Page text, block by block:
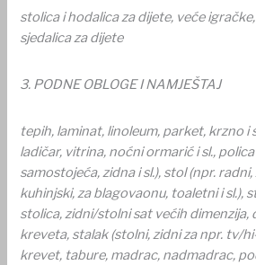
stolica i hodalica za dijete, veće
sjedalica za dijete
3. PODNE OBLOGE I NAMJEŠTAJ
tepih, laminat, linoleum, parket, krzno i
ladičar, vitrina, noćni ormarić i sl.,
samostojeća, zidna i sl.), stol (npr.
kuhinjski, za blagovaonu, toaletni i sl.),
stolica, zidni/stolni sat većih dimenzija,
kreveta, stalak (stolni, zidni za npr. tv/
krevet, tabure, madrac, nadmadrac,